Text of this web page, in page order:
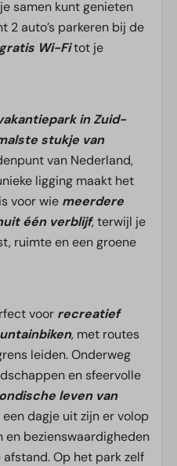
samen kunt genieten
2 auto’s parkeren bij de
gratis Wi-Fitot je
in Zuid-
stukje van
van Nederland,
ligging maakt het
voor wie meerdere
één verblijf, terwijl je
ruimte en een groene
voor recreatief
, met routes
leiden. Onderweg
en sfeervolle
leven van
dagje uit zijn er volop
en bezienswaardigheden
Op het park zelf